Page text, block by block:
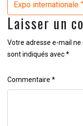
Expo internationale
Laisser un
Votre adresse e-mail ne
sont indiqués avec*
Commentaire *